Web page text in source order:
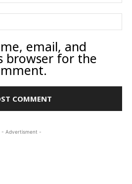
email, and
browser for the
- Advertisment -